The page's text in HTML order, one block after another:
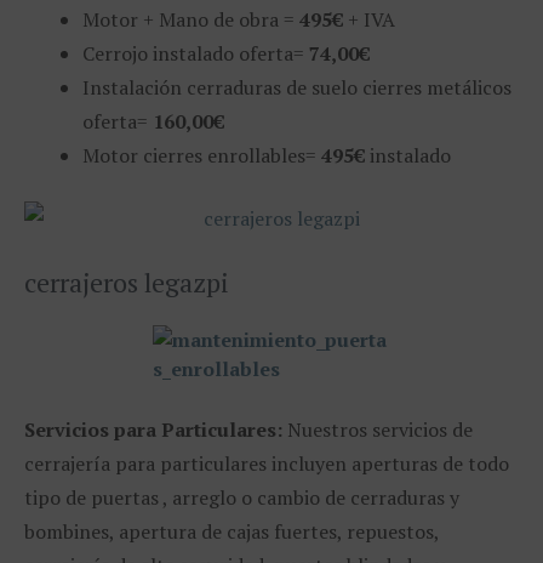
Motor + Mano de obra = 495€ + IVA
Cerrojo instalado oferta= 74,00€
Instalación cerraduras de suelo cierres metálicos
oferta= 160,00€
Motor cierres enrollables= 495€ instalado
cerrajeros legazpi
Servicios para Particulares: Nuestros servicios de
cerrajería para particulares incluyen aperturas de todo
tipo de puertas , arreglo o cambio de cerraduras y
bombines, apertura de cajas fuertes, repuestos,